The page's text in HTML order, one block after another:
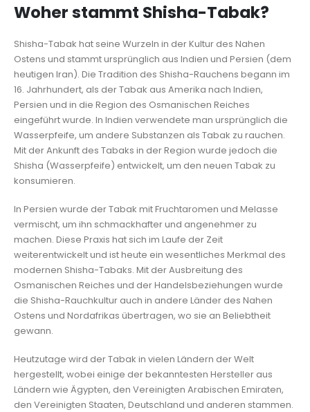
Woher stammt Shisha-Tabak?
Shisha-Tabak hat seine Wurzeln in der Kultur des Nahen
Ostens und stammt ursprünglich aus Indien und Persien (dem
heutigen Iran). Die Tradition des Shisha-Rauchens begann im
16. Jahrhundert, als der Tabak aus Amerika nach Indien,
Persien und in die Region des Osmanischen Reiches
eingeführt wurde. In Indien verwendete man ursprünglich die
Wasserpfeife, um andere Substanzen als Tabak zu rauchen.
Mit der Ankunft des Tabaks in der Region wurde jedoch die
Shisha (Wasserpfeife) entwickelt, um den neuen Tabak zu
konsumieren.
In Persien wurde der Tabak mit Fruchtaromen und Melasse
vermischt, um ihn schmackhafter und angenehmer zu
machen. Diese Praxis hat sich im Laufe der Zeit
weiterentwickelt und ist heute ein wesentliches Merkmal des
modernen Shisha-Tabaks. Mit der Ausbreitung des
Osmanischen Reiches und der Handelsbeziehungen wurde
die Shisha-Rauchkultur auch in andere Länder des Nahen
Ostens und Nordafrikas übertragen, wo sie an Beliebtheit
gewann.
Heutzutage wird der Tabak in vielen Ländern der Welt
hergestellt, wobei einige der bekanntesten Hersteller aus
Ländern wie Ägypten, den Vereinigten Arabischen Emiraten,
den Vereinigten Staaten, Deutschland und anderen stammen.